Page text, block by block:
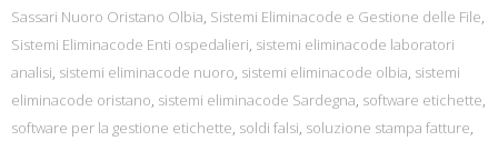
Sassari Nuoro Oristano Olbia, Sistemi Eliminacode e Gestione delle File,
Sistemi Eliminacode Enti ospedalieri, sistemi eliminacode laboratori
analisi, sistemi eliminacode nuoro, sistemi eliminacode olbia, sistemi
eliminacode oristano, sistemi eliminacode Sardegna, software etichette,
software per la gestione etichette, soldi falsi, soluzione stampa fatture,